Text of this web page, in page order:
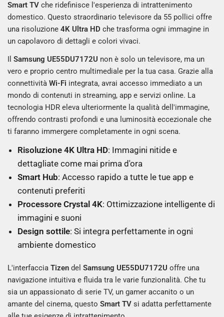
Smart TV che ridefinisce l'esperienza di intrattenimento
domestico. Questo straordinario televisore da 55 pollici offre
una risoluzione4K Ultra HD che trasforma ogni immagine in
un capolavoro di dettagli e colori vivaci.
IlSamsung UE55DU7172U non è solo un televisore, ma un
vero e proprio centro multimediale per la tua casa. Grazie alla
connettivitàWi-Fi integrata, avrai accesso immediato a un
mondo di contenuti in streaming, app e servizi online. La
tecnologia HDR eleva ulteriormente la qualità dell'immagine,
offrendo contrasti profondi e una luminosità eccezionale che
ti faranno immergere completamente in ogni scena.
Risoluzione 4K Ultra HD: Immagini nitide e
dettagliate come mai prima d'ora
Smart Hub: Accesso rapido a tutte le tue app e
contenuti preferiti
Processore Crystal 4K: Ottimizzazione intelligente di
immagini e suoni
Design sottile: Si integra perfettamente in ogni
ambiente domestico
L'interfacciaTizen delSamsung UE55DU7172U offre una
navigazione intuitiva e fluida tra le varie funzionalità. Che tu
sia un appassionato di serie TV, un gamer accanito o un
amante del cinema, questoSmart TV si adatta perfettamente